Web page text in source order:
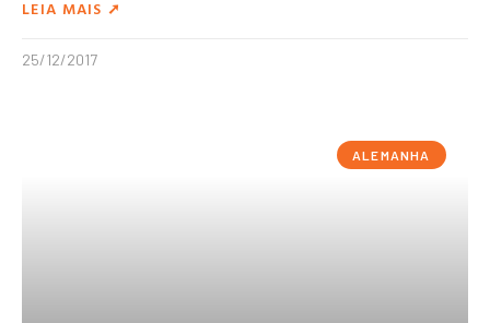
LEIA MAIS ➚
25/12/2017
ALEMANHA